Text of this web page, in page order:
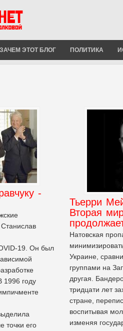
ЗАЧЕМ ЭТОТ БЛОГ ПОЛИТИКА
-
19. Он был
1996 году
его
Тьерри
Вторая
Натовская
Украине,
группами на
другая.
тридцати лет
стране,
воспитывая
изменяя